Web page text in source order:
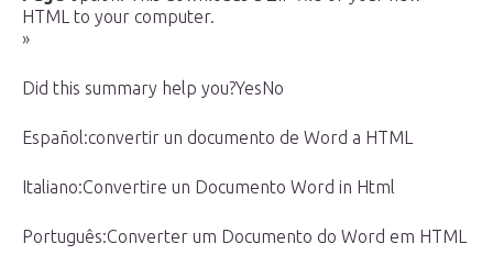
HTML to your computer.
»
Did this summary help you?YesNo
Español:convertir un documento de Word a HTML
Italiano:Convertire un Documento Word in Html
Português:Converter um Documento do Word em HTML